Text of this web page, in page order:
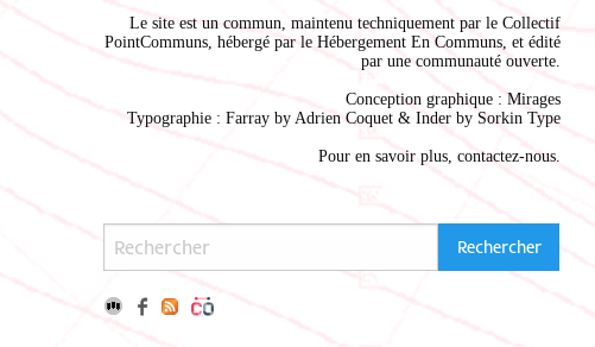
Le site est un commun, maintenu techniquement par le Collectif
PointCommuns, hébergé par le Hébergement En Communs, et édité
par une communauté ouverte.
Conception graphique : Mirages
Typographie : Farray by Adrien Coquet & Inder by Sorkin Type
Pour en savoir plus, contactez-nous.